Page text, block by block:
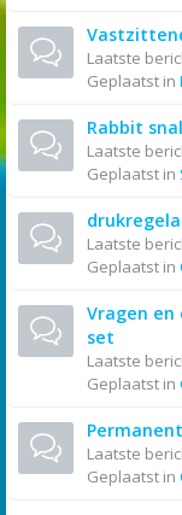
Laatste
Geplaatst in
Rabbit
Laatste
Geplaatst in
Laatste
Geplaatst in
Vragen en
set
Laatste
Geplaatst in
Laatste
Geplaatst in